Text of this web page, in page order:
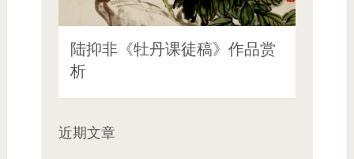
陆抑非《牡丹课徒稿》作品赏
析
近期文章